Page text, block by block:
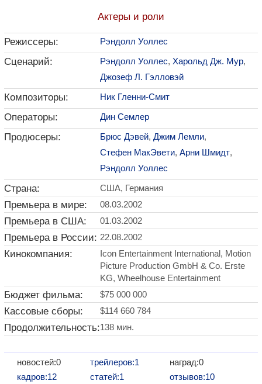
Актеры и роли
Режиссеры: Рэндолл Уоллес
Сценарий: Рэндолл Уоллес, Харольд Дж. Мур,
Джозеф Л. Гэлловэй
Композиторы: Ник Гленни-Смит
Операторы: Дин Семлер
Продюсеры: Брюс Дэвей, Джим Лемли,
Стефен МакЭвети, Арни Шмидт,
Рэндолл Уоллес
Страна: США, Германия
Премьера в мире: 08.03.2002
Премьера в США: 01.03.2002
Премьера в России: 22.08.2002
Кинокомпания:
Icon Entertainment International, Motion
Picture Production GmbH & Co. Erste
KG, Wheelhouse Entertainment
Бюджет фильма: $75 000 000
Кассовые сборы: $114 660 784
Продолжительность:138 мин.
новостей:0
кадров:12
трейлеров:1
статей:1
наград:0
отзывов:10